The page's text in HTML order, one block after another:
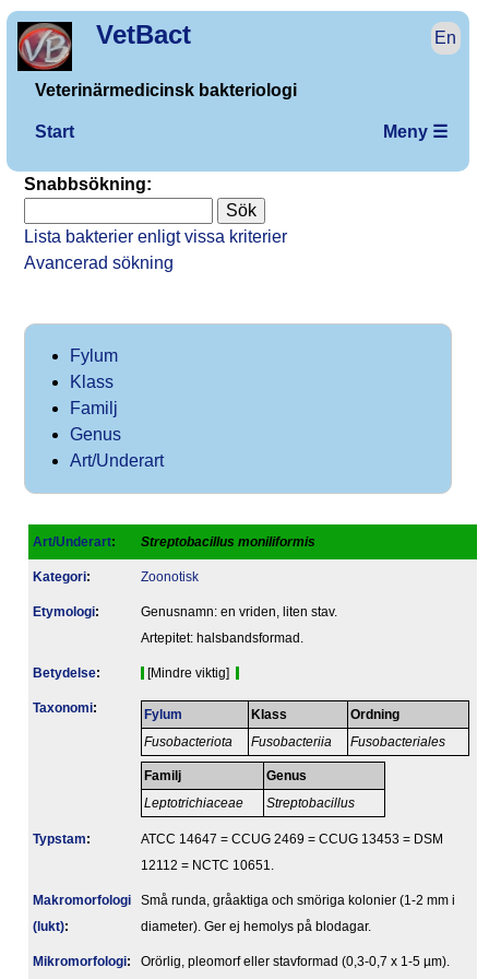
VetBact En
Veterinärmedicinsk bakteriologi
Start Meny ☰
Snabbsökning:
Lista bakterier enligt vissa kriterier
Avancerad sökning
Fylum
Klass
Familj
Genus
Art/Underart
Art/Underart: Streptobacillus moniliformis
Kategori: Zoonotisk
Etymologi:
Genusnamn: en vriden, liten stav.
Artepitet: halsbandsformad.
Betydelse: [Mindre viktig]
Taxonomi: Fylum
Fusobacteriota
Klass
Fusobacteriia
Ordning
Fusobacteriales
Familj
Leptotrichiaceae
Genus
Streptobacillus
Typstam:
ATCC 14647 = CCUG 2469 = CCUG 13453 = DSM
12112 = NCTC 10651.
Makromorfologi
(lukt):
Små runda, gråaktiga och smöriga kolonier (1-2 mm i
diameter). Ger ej hemolys på blodagar.
Mikromorfologi: Orörlig, pleomorf eller stavformad (0,3-0,7 x 1-5 µm).